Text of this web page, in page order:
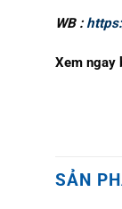
WB :
Xem ngay
SẢN